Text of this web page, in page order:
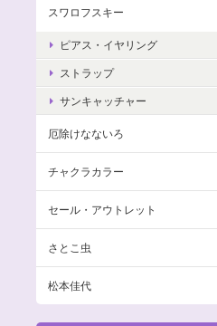
スワロフスキー
ピアス・イヤリング
ストラップ
サンキャッチャー
厄除けなないろ
チャクラカラー
セール・アウトレット
さとこ虫
松本佳代